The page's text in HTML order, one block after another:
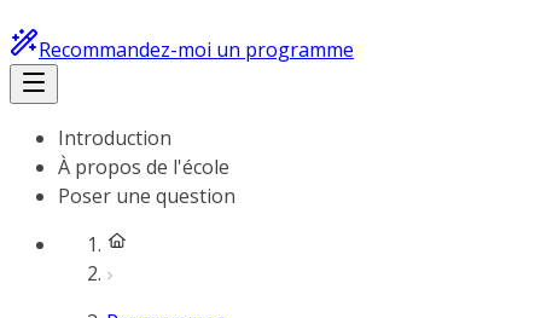
Recommandez-moi un programme
Introduction
À propos de l'école
Poser une question